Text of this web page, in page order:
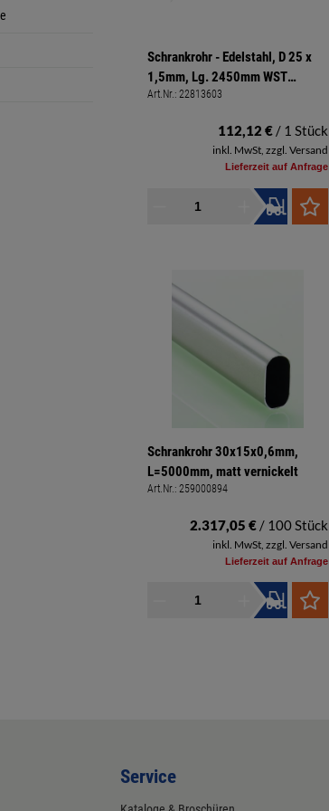
Schrankrohr - Edelstahl, D 25 x
1,5mm, Lg. 2450mm WST
1.4301, Korn 240 geschliffen
Art.Nr.: 22813603
112,12 € / 1 Stück
inkl. MwSt, zzgl. Versand
Lieferzeit auf Anfrage
Schrankrohr 30x15x0,6mm,
L=5000mm, matt vernickelt
Art.Nr.: 259000894
2.317,05 € / 100 Stück
inkl. MwSt, zzgl. Versand
Lieferzeit auf Anfrage
Service